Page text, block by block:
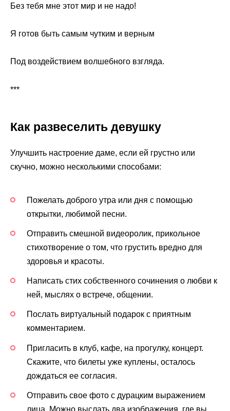
Без тебя мне этот мир и не надо!
Я готов быть самым чутким и верным
Под воздействием волшебного взгляда.
***
Как развеселить девушку
Улучшить настроение даме, если ей грустно или
скучно, можно несколькими способами:
Пожелать доброго утра или дня с помощью
открытки, любимой песни.
Отправить смешной видеоролик, прикольное
стихотворение о том, что грустить вредно для
здоровья и красоты.
Написать стих собственного сочинения о любви к
ней, мыслях о встрече, общении.
Послать виртуальный подарок с приятным
комментарием.
Пригласить в клуб, кафе, на прогулку, концерт.
Скажите, что билеты уже куплены, осталось
дождаться ее согласия.
Отправить свое фото с дурацким выражением
лица. Можно выслать два изображения, где вы